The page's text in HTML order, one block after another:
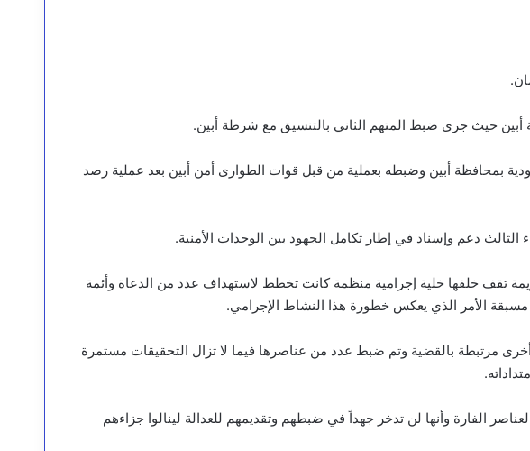
أبين حيث جرى ضبط المتهم الثاني بالتنسيق مع شرطة أبين.
بمحافظة أبين وضبطه بعملية من قبل قوات الطوارى أمن أبين بعد عملية رصد
الثالث دعم وإسناد في إطار تكامل الجهود بين الوحدات الأمنية.
تقف خلفها خلية إجرامية منظمة كانت تخطط لاستهداف عدد من الدعاة وأئمة
الأمر الذي يعكس خطورة هذا النشاط الإجرامي.
مرتبطة بالقضية وتم ضبط عدد من عناصرها فيما لا تزال التحقيقات مستمرة
الفارة وأنها لن تدخر جهداً في ضبطهم وتقديمهم للعدالة لينالوا جزاءهم